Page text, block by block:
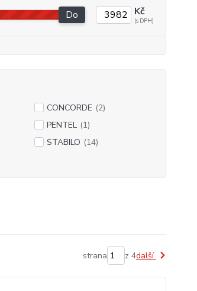
Do Kč
CONCORDE (2)
PENTEL (1)
STABILO (14)
strana z 4další